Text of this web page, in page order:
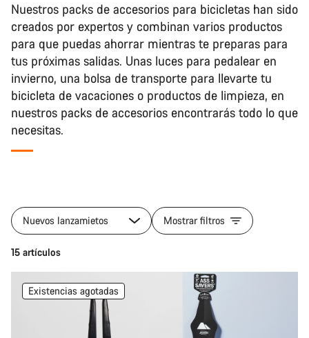
Nuestros packs de accesorios para bicicletas han sido
creados por expertos y combinan varios productos
para que puedas ahorrar mientras te preparas para
tus próximas salidas. Unas luces para pedalear en
invierno, una bolsa de transporte para llevarte tu
bicicleta de vacaciones o productos de limpieza, en
nuestros packs de accesorios encontrarás todo lo que
necesitas.
Nuevos lanzamietos Mostrar filtros
15 artículos
Existencias agotadas